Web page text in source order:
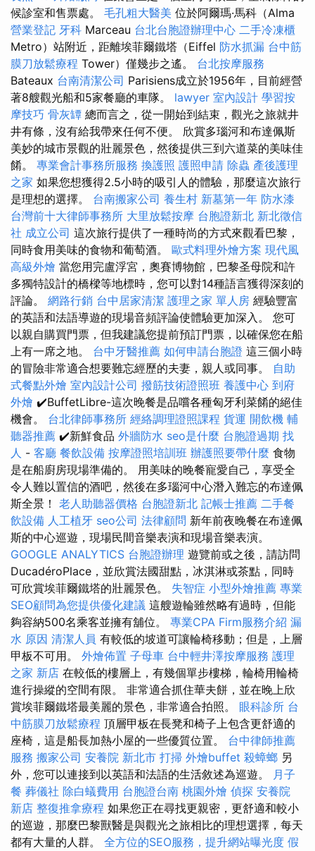
候診室和售票處。 毛孔粗大醫美 位於阿爾瑪·馬科（Alma
營業登記 牙科 Marceau 台北台胞證辦理中心 二手冷凍櫃
Metro）站附近，距離埃菲爾鐵塔（Eiffel 防水抓漏 台中筋
膜刀放鬆療程 Tower）僅幾步之遙。 台北按摩服務
Bateaux 台南清潔公司 Parisiens成立於1956年，目前經營
著8艘觀光船和5家餐廳的車隊。 lawyer 室內設計 學習按
摩技巧 骨灰罈 總而言之，從一開始到結束，觀光之旅就井
井有條，沒有給我帶來任何不便。 欣賞多瑙河和布達佩斯
美妙的城市景觀的壯麗景色，然後提供三到六道菜的美味佳
餚。 專業會計事務所服務 換護照 護照申請 除蟲 產後護理
之家 如果您想獲得2.5小時的吸引人的體驗，那麼這次旅行
是理想的選擇。 台南搬家公司 養生村 新墓第一年 防水漆
台灣前十大律師事務所 大里放鬆按摩 台胞證新北 新北徵信
社 成立公司 這次旅行提供了一種時尚的方式來觀看巴黎，
同時食用美味的食物和葡萄酒。 歐式料理外燴方案 現代風
高級外燴 當您用完盧浮宮，奧賽博物館，巴黎圣母院和許
多獨特設計的橋樑等地標時，您可以對14種語言獲得深刻的
評論。 網路行銷 台中居家清潔 護理之家 單人房 經驗豐富
的英語和法語導遊的現場音頻評論使體驗更加深入。 您可
以親自購買門票，但我建議您提前預訂門票，以確保您在船
上有一席之地。 台中牙醫推薦 如何申請台胞證 這三個小時
的冒險非常適合想要難忘經歷的夫妻，親人或同事。 自助
式餐點外燴 室內設計公司 撥筋技術證照班 養護中心 到府
外燴 ✔️BuffetLibre-這次晚餐是品嚐各種匈牙利菜餚的絕佳
機會。 台北律師事務所 經絡調理證照課程 貨運 開飲機 輔
聽器推薦 ✔️新鮮食品 外牆防水 seo是什麼 台胞證過期 找
人 - 客廳 餐飲設備 按摩證照培訓班 辦護照要帶什麼 食物
是在船廚房現場準備的。 用美味的晚餐寵愛自己，享受全
令人難以置信的酒吧，然後在多瑙河中心潛入難忘的布達佩
斯全景！ 老人助聽器價格 台胞證新北 記帳士推薦 二手餐
飲設備 人工植牙 seo公司 法律顧問 新年前夜晚餐在布達佩
斯的中心巡遊，現場民間音樂表演和現場音樂表演。
GOOGLE ANALYTICS 台胞證辦理 遊覽前或之後，請訪問
DucadéroPlace，並欣賞法國甜點，冰淇淋或茶點，同時
可欣賞埃菲爾鐵塔的壯麗景色。 失智症 小型外燴推薦 專業
SEO顧問為您提供優化建議 這艘遊輪雖然略有過時，但能
夠容納500名乘客並擁有舖位。 專業CPA Firm服務介紹 漏
水 原因 清潔人員 有較低的坡道可讓輪椅移動；但是，上層
甲板不可用。 外燴佈置 子母車 台中輕井澤按摩服務 護理
之家 新店 在較低的樓層上，有幾個單步樓梯，輪椅用輪椅
進行操縱的空間有限。 非常適合抓住華夫餅，並在晚上欣
賞埃菲爾鐵塔最美麗的景色，非常適合拍照。 眼科診所 台
中筋膜刀放鬆療程 頂層甲板在長凳和椅子上包含更舒適的
座椅，這是船長加熱小屋的一些優質位置。 台中律師推薦
服務 搬家公司 安養院 新北市 打掃 外燴buffet 殺蟑螂 另
外，您可以連接到以英語和法語的生活敘述為巡遊。 月子
餐 葬儀社 除白蟻費用 台胞證台南 桃園外燴 偵探 安養院
新店 整復推拿療程 如果您正在尋找更親密，更舒適和較小
的巡遊，那麼巴黎獸醫是與觀光之旅相比的理想選擇，每天
都有大量的人群。 全方位的SEO服務，提升網站曝光度 假